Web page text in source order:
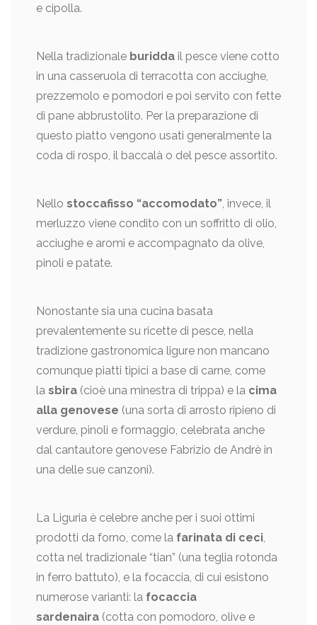
e cipolla.
Nella tradizionale buridda il pesce viene cotto
in una casseruola di terracotta con acciughe,
prezzemolo e pomodori e poi servito con fette
di pane abbrustolito. Per la preparazione di
questo piatto vengono usati generalmente la
coda di rospo, il baccalà o del pesce assortito.
Nello stoccafisso “accomodato”, invece, il
merluzzo viene condito con un soffritto di olio,
acciughe e aromi e accompagnato da olive,
pinoli e patate.
Nonostante sia una cucina basata
prevalentemente su ricette di pesce, nella
tradizione gastronomica ligure non mancano
comunque piatti tipici a base di carne, come
la sbira (cioè una minestra di trippa) e la cima
alla genovese (una sorta di arrosto ripieno di
verdure, pinoli e formaggio, celebrata anche
dal cantautore genovese Fabrizio de Andrè in
una delle sue canzoni).
La Liguria è celebre anche per i suoi ottimi
prodotti da forno, come la farinata di ceci,
cotta nel tradizionale “tian” (una teglia rotonda
in ferro battuto), e la focaccia, di cui esistono
numerose varianti: la focaccia
sardenaira (cotta con pomodoro, olive e